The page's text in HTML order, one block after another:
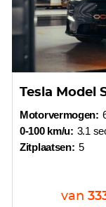
Tesla Model
Motorvermogen:
0-100 km/u: 3.1
Zitplaatsen: 5
van